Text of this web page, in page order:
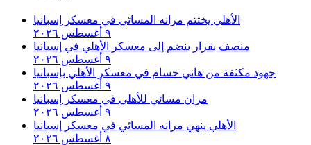
الأهلي يختتم مرانه المسائي في معسكر إسبانيا
٩ أغسطس ٢٠٢٦
منصف بقرار ينضم إلى معسكر الأهلي في إسبانيا
٩ أغسطس ٢٠٢٦
جهود مكثفة من هاني حسام في معسكر الأهلي بإسبانيا
٩ أغسطس ٢٠٢٦
مران مسائي للأهلي في معسكر إسبانيا
٩ أغسطس ٢٠٢٦
الأهلي ينهي مرانه المسائي في معسكر إسبانيا
٨ أغسطس ٢٠٢٦